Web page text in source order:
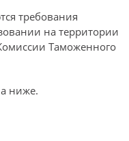
требования
на территории
Таможенного
ниже.